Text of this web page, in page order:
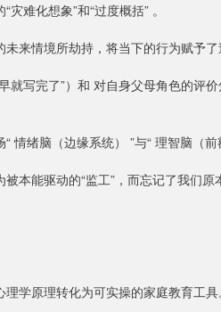
难化想象”和“过度概括” 。
来情境所劫持，将当下的行为赋予了
就写完了”）和 对自身父母角色的评
情绪脑（边缘系统） ”与“ 理智脑（前
本能驱动的“监工”，而忘记了我们原
学原理转化为可实操的家庭教育工具